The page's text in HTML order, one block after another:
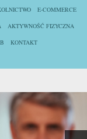
E-COMMERCE
AKTYWNOŚĆ FIZYCZNA
KONTAKT